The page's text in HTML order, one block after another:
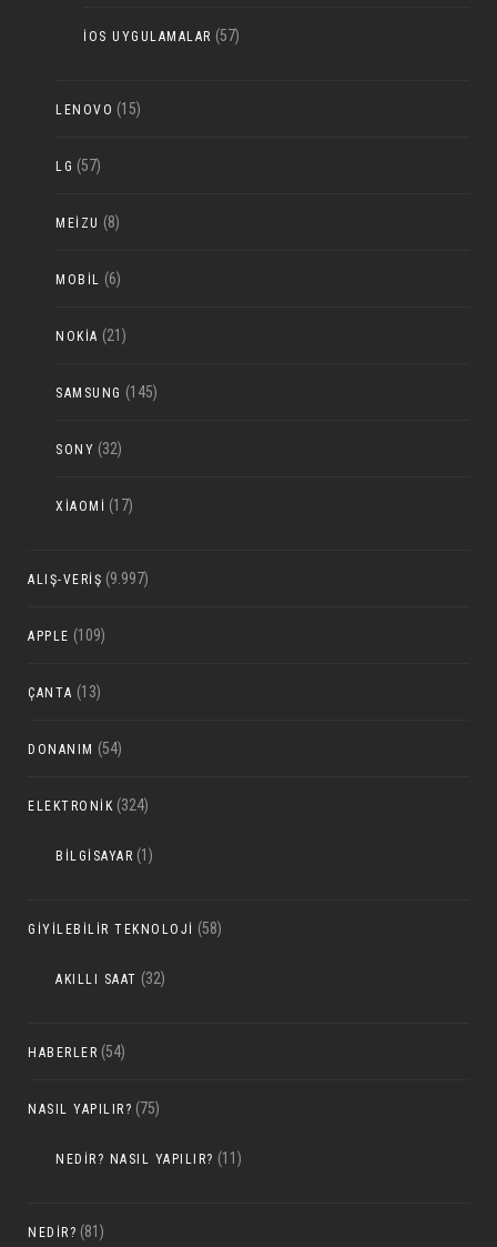
IOS UYGULAMALAR (57)
LENOVO (15)
LG (57)
MEIZU (8)
MOBIL (6)
NOKIA (21)
SAMSUNG (145)
SONY (32)
XIAOMI (17)
ALIŞ-VERIŞ (9.997)
APPLE (109)
ÇANTA (13)
DONANIM (54)
ELEKTRONIK (324)
BILGISAYAR (1)
GIYILEBILIR TEKNOLOJI (58)
AKILLI SAAT (32)
HABERLER (54)
NASIL YAPILIR? (75)
NEDIR? NASIL YAPILIR? (11)
NEDIR? (81)